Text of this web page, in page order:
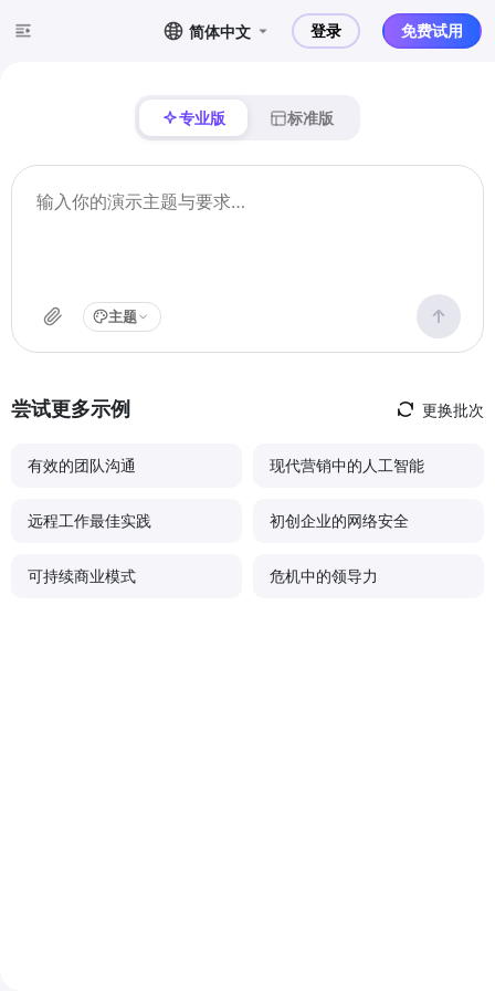
简体中文 登录 免费试用
专业版 标准版
主题
尝试更多示例 更换批次
有效的团队沟通 现代营销中的人工智能
远程工作最佳实践 初创企业的网络安全
可持续商业模式 危机中的领导力